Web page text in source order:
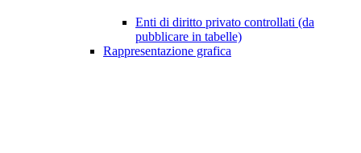
Enti di diritto privato controllati (da
pubblicare in tabelle)
Rappresentazione grafica